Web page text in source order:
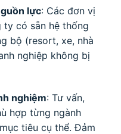
lực: Các đơn vị
có sẵn hệ thống
bộ (resort, xe, nhà
nghiệp không bị
nghiệm: Tư vấn,
hợp từng ngành
tiêu cụ thể. Đảm